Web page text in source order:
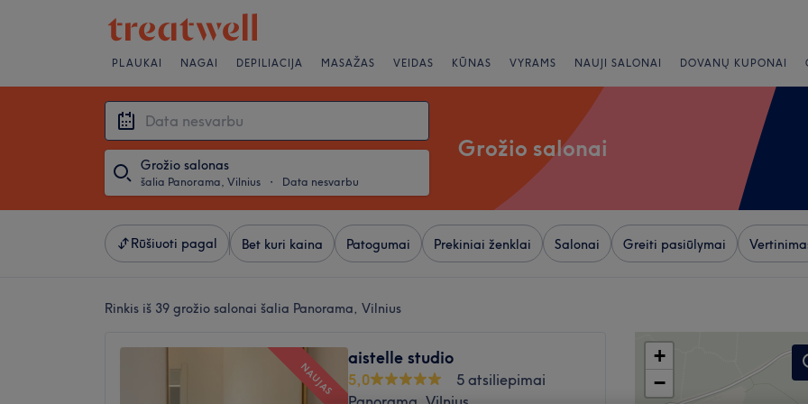
PLAUKAI NAGAI DEPILIACIJA MASAŽAS VEIDAS KŪNAS VYRAMS NAUJI SALONAI DOVANŲ KUPONAI
Grožio salonas
šalia Panorama, Vilnius ・ Data nesvarbu
Grožio salonai
Rūšiuoti pagal Bet kuri kaina Patogumai Prekiniai ženklai Salonai Greiti pasiūlymai
Rinkis iš 39 grožio salonai šalia Panorama, Vilnius
NAUJAS
aistelle studio
5,0
5 atsiliepimai
+
−